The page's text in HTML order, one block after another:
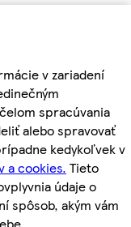
v zariadení
spracúvania
alebo spravovať
kedykoľvek v
a cookies. Tieto
údaje o
spôsob, akým vám